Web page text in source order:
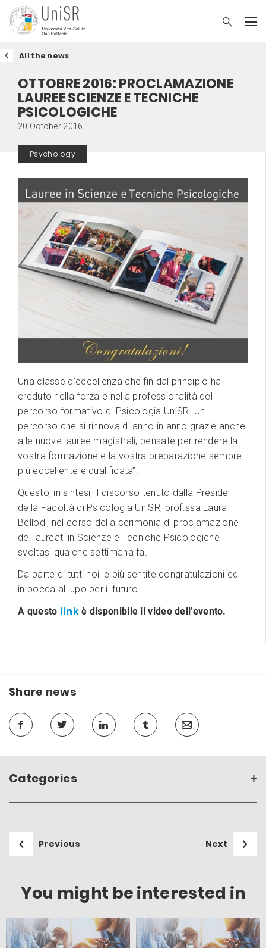
All the news
OTTOBRE 2016: PROCLAMAZIONE
LAUREE SCIENZE E TECNICHE
PSICOLOGICHE
20 October 2016
Psychology
Una classe d’eccellenza che fin dal principio ha
creduto nella forza e nella professionalità del
percorso formativo di Psicologia UniSR. Un
percorso che si rinnova di anno in anno grazie anche
alle nuove lauree magistrali, pensate per rendere la
vostra formazione e la vostra preparazione sempre
più eccellente e qualificata”.
Questo, in sintesi, il discorso tenuto dalla Preside
della Facoltà di Psicologia UniSR, prof.ssa Laura
Bellodi, nel corso della cerimonia di proclamazione
dei laureati in Scienze e Tecniche Psicologiche
svoltasi qualche settimana fa.
Da parte di tutti noi le più sentite congratulazioni ed
in bocca al lupo per il futuro.
A questo linkè disponibile il video dell’evento.
Share news
Categories
Previous Next
You might be interested in